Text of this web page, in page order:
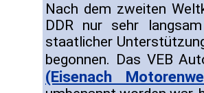
Nach dem zweiten
DDR nur sehr
staatlicher
begonnen. Das VEB
(Eisenach